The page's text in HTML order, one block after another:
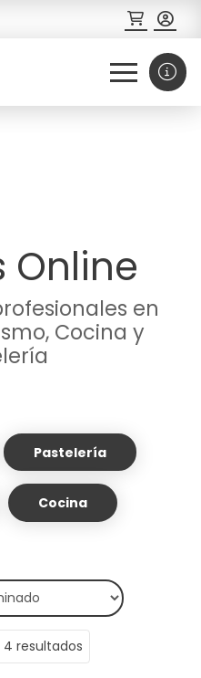
Online
en
Cocina y
Pastelería
Cocina
resultados